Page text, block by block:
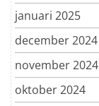
januari 2025
december 2024
november 2024
oktober 2024